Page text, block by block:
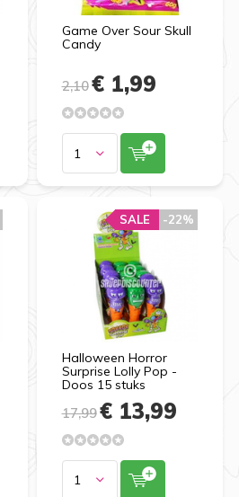
Game Over Sour Skull
Candy
2,10€ 1,99
Halloween Horror
Surprise Lolly Pop -
Doos 15 stuks
-22%
SALE
17,99€ 13,99